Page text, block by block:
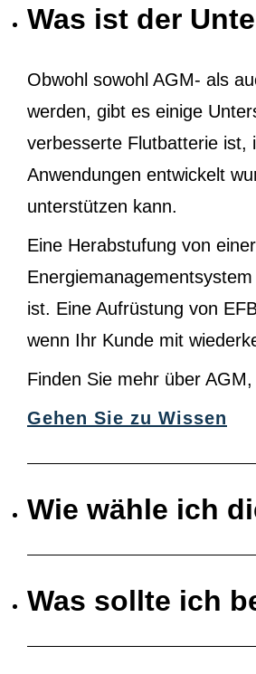
Was ist der
Obwohl sowohl AGM- als
werden, gibt es einige
verbesserte Flutbatterie ist,
Anwendungen entwickelt
unterstützen kann.
Eine Herabstufung von
ist. Eine Aufrüstung von
wenn Ihr Kunde mit
Finden Sie mehr über
Gehen Sie zu Wissen
Wie wähle ich
Was sollte ich